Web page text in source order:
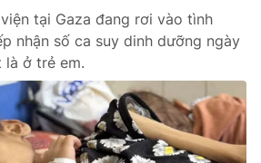
tại Gaza đang rơi vào tình
nhận số ca suy dinh dưỡng ngày
là ở trẻ em.